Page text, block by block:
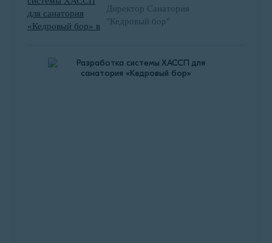
Директор Санатория
"Кедровый бор"